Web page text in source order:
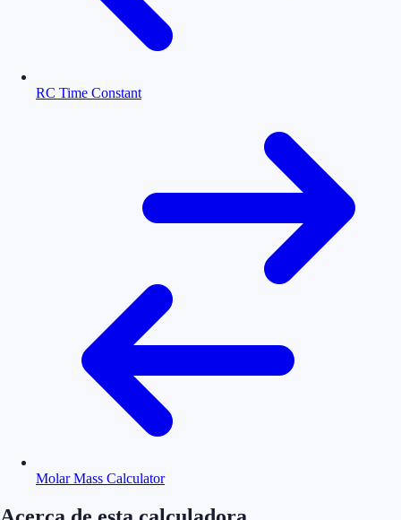
RC Time Constant
Molar Mass Calculator